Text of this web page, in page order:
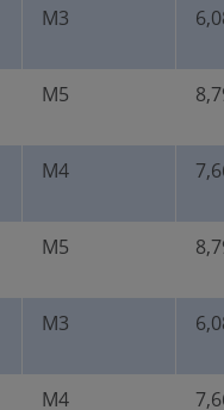
M3
M5
M4
M5
M3
M4